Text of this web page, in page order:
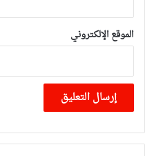
الموقع الإلكتروني